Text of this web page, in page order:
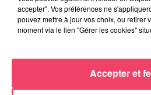
C'est plus ou c'est moins ? - 17 06 2026
accepter". Vos préférences ne
pouvez mettre à jour vos choix, ou retirer
moment via le lien "Gérer les cookies"
Accepter et